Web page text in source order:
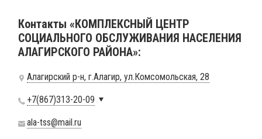
Контакты «КОМПЛЕКСНЫЙ ЦЕНТР
СОЦИАЛЬНОГО ОБСЛУЖИВАНИЯ НАСЕЛЕНИЯ
АЛАГИРСКОГО РАЙОНА»:
Алагирский р-н, г.Алагир, ул.Комсомольская, 28
+7(867)313-20-09
ala-tss@mail.ru